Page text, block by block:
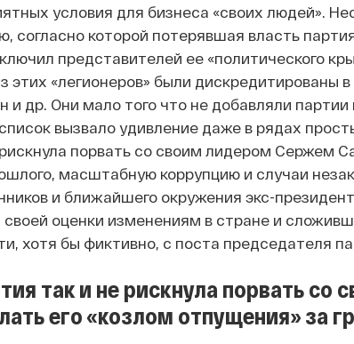
условия для бизнеса «своих людей». Н
согласно которой потерявшая власть
представителей ее «политического
этих «легионеров» были дискредитированы
и др. Они мало того что не добавляли партии
вызвало удивление даже в рядах
порвать со своим лидером Сержем
масштабную коррупцию и случаи
и ближайшего окружения экс-
своей оценки изменениям в стране и
хотя бы фиктивно, с поста председателя
так и не рискнула порвать
его «козлом отпущения» за